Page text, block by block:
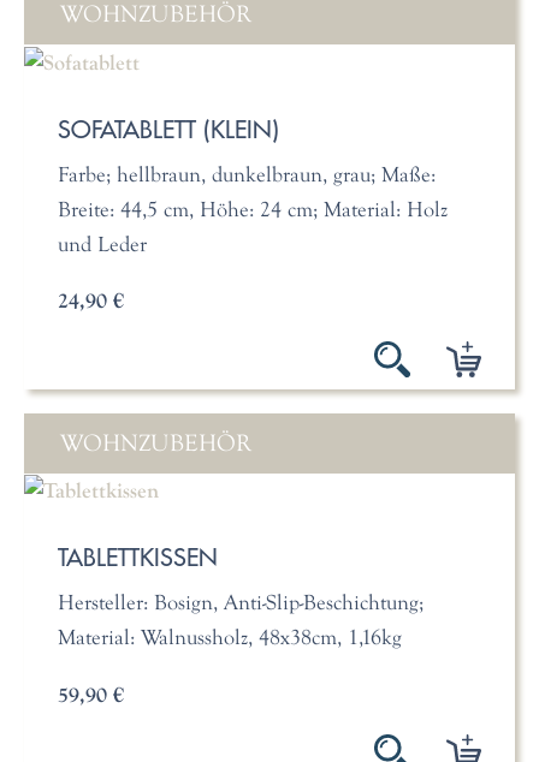
WOHNZUBEHÖR
SOFATABLETT (KLEIN)
Farbe; hellbraun, dunkelbraun, grau; Maße:
Breite: 44,5 cm, Höhe: 24 cm; Material: Holz
und Leder
24,90 €
WOHNZUBEHÖR
TABLETTKISSEN
Hersteller: Bosign, Anti-Slip-Beschichtung;
Material: Walnussholz, 48x38cm, 1,16kg
59,90 €